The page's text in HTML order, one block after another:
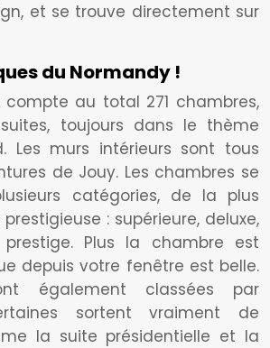
et se trouve directement sur
du Normandy !
au total 271 chambres,
toujours dans le thème
Les murs intérieurs sont tous
de Jouy. Les chambres se
catégories, de la plus
: supérieure, deluxe,
Plus la chambre est
depuis votre fenêtre est belle.
également classées par
sortent vraiment de
la suite présidentielle et la